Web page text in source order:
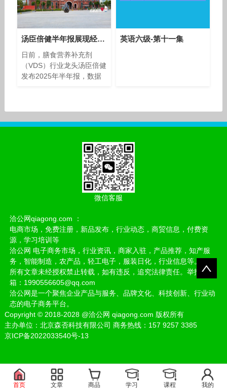
汤臣倍健半年报展现经营韧性，创新与科研双引擎发力
日前，膳食营养补充剂
（VDS）行业龙头汤臣倍健
发布2025年半年报，数据
降幅较一季度明显收
英语六级-第十一集
微信客服
洽公网qiagong.com ：
电商市场，免费注册，新品发布，行业动态，商贸信息，付费资
源，学习培训等
洽公网 电子商务市场，行业资讯，商家入驻，产品推荐，知产服
务，智能制造，农产品，轻工电子，服装日化，行业信息等。
所有文章未经授权禁止转载，如有违反，追究法律责任。举报邮
箱：1990556605@qq.com
洽公网是一个聚焦企业产品与服务、品牌文化、科技创新、行业动
态的电子商务平台。
Copyright ©2018-2028 @洽公网 qiagong.com 版权所有
主办单位：北京森否科技有限公司 商务热线：157 9257 3385
京ICP备2022033540号-13
首页 文章 商品 学习 课程 我的